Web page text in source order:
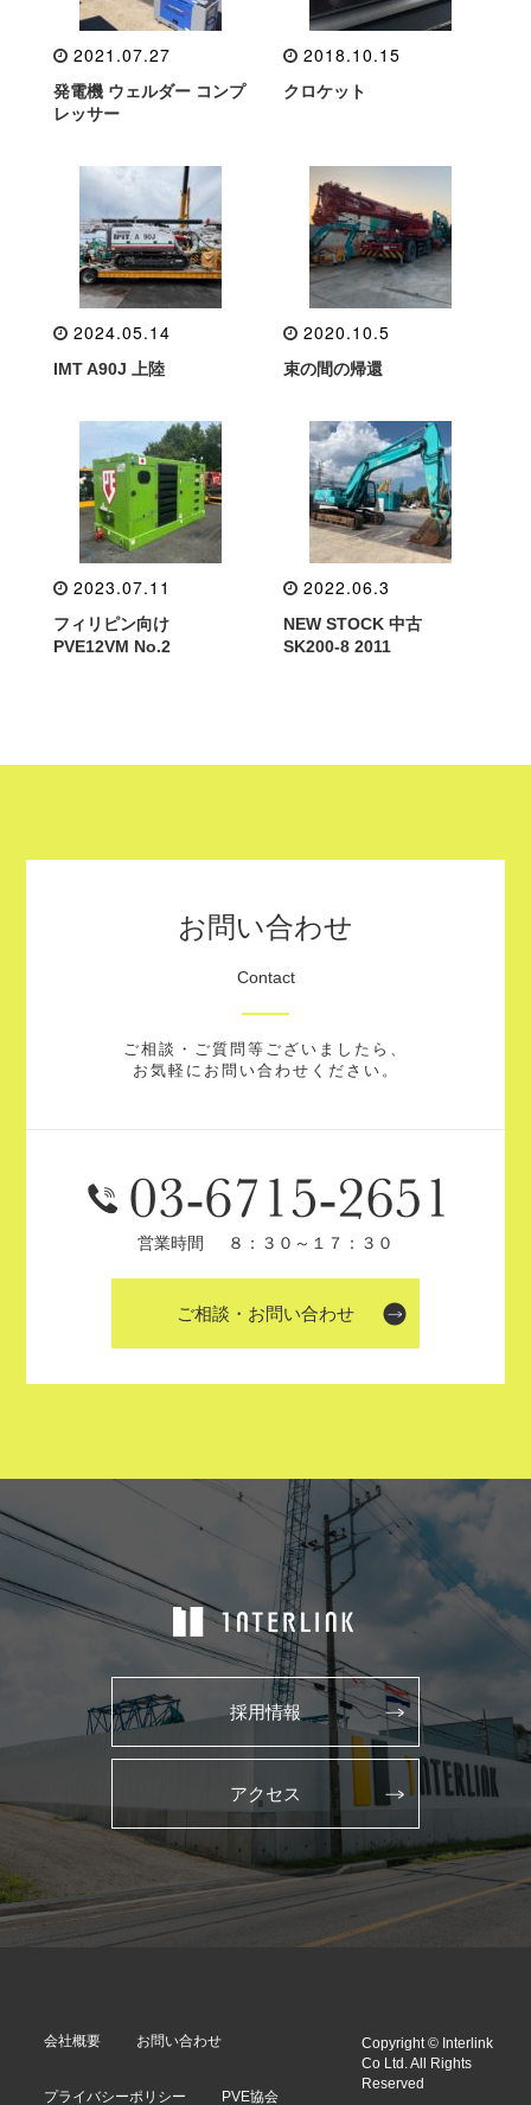
2021.07.27
発電機 ウェルダー コンプ
レッサー
2018.10.15
クロケット
2024.05.14
IMT A90J 上陸
2020.10.5
束の間の帰還
2023.07.11
フィリピン向け
PVE12VM No.2
2022.06.3
NEW STOCK 中古
SK200-8 2011
お問い合わせ
Contact
ご相談・ご質問等ございましたら、
お気軽にお問い合わせください。
営業時間 ８：３０～１７：３０
ご相談・お問い合わせ
採用情報
アクセス
会社概要 お問い合わせ
プライバシーポリシー PVE協会
Copyright © Interlink
Co Ltd. All Rights
Reserved